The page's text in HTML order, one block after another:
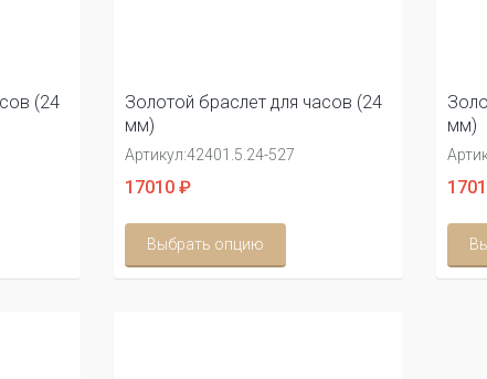
(24
Золотой браслет для часов (24
мм)
Артикул:42401.5.24-527
17010 ₽
Выбрать опцию
мм)